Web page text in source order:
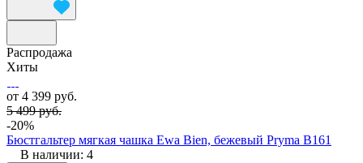
Распродажа
Хиты
от 4 399 руб.
5 499 руб.
-20%
Бюстгальтер мягкая чашка Ewa Bien, бежевый Pryma B161
В наличии: 4